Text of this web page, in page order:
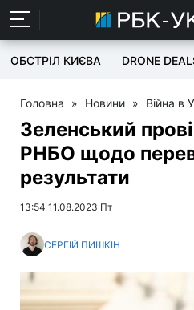
ОБСТРІЛ КИЄВА DRONE
Головна » Новини » Війна в
Зеленський
РНБО щодо
результати
13:54 11.08.2023 Пт
СЕРГІЙ ПИШКІН